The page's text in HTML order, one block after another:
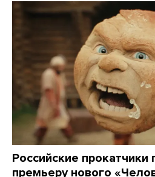
Российские прокатчики
премьеру нового